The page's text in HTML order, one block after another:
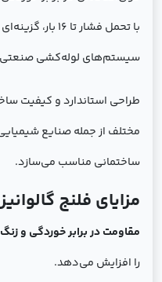
با تحمل فشار
سیستم‌های لوله‌کشی
طراحی استاندارد و کیفیت
مختلف از جمله صنایع
ساختمانی مناسب می‌سازد.
مزایای فلنج گالوانیزه 16 بار سایز 3/4
مقاومت در برابر خوردگی و
را افزایش می‌دهد.